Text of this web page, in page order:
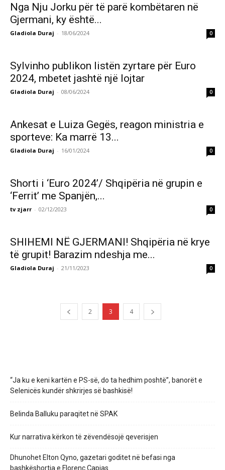
Nga Nju Jorku për të parë kombëtaren në
Gjermani, ky është...
Gladiola Duraj - 18/06/2024 0
Sylvinho publikon listën zyrtare për Euro
2024, mbetet jashtë një lojtar
Gladiola Duraj - 08/06/2024 0
Ankesat e Luiza Gegës, reagon ministria e
sporteve: Ka marrë 13...
Gladiola Duraj - 16/01/2024 0
Shorti i ‘Euro 2024’/ Shqipëria në grupin e
‘Ferrit’ me Spanjën,...
tv zjarr - 02/12/2023 0
SHIHEMI NË GJERMANI! Shqipëria në krye
të grupit! Barazim ndeshja me...
Gladiola Duraj - 21/11/2023 0
2 3 4
“Ja ku e keni kartën e PS-së, do ta hedhim poshtë”, banorët e
Selenicës kundër shkrirjes së bashkisë!
Belinda Balluku paraqitet në SPAK
Kur narrativa kërkon të zëvendësojë qeverisjen
Dhunohet Elton Qyno, gazetari goditet në befasi nga
bashkëshortja e Florenc Çapjas